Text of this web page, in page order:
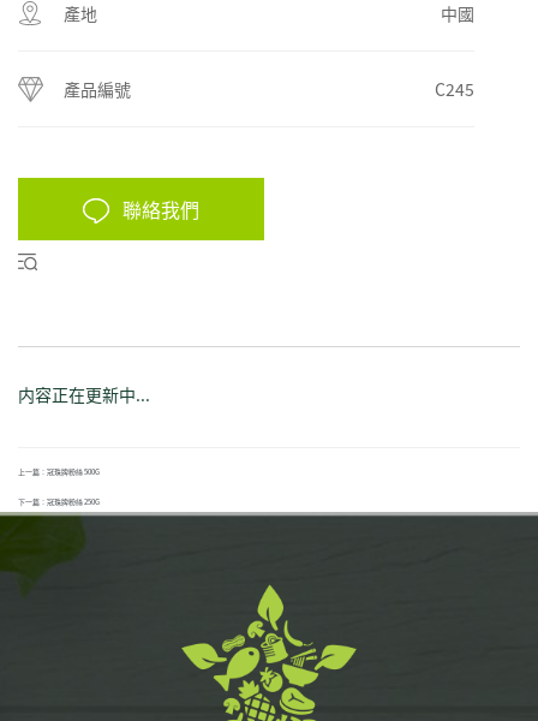
產地 中國
產品編號 C245
聯絡我們
内容正在更新中...
上一篇：冠珠牌粉絲 500G
下一篇：冠珠牌粉絲 250G